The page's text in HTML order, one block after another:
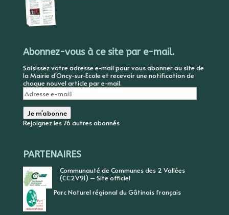
Abonnez-vous à ce site par e-mail.
Saisissez votre adresse e-mail pour vous abonner au site de
la Mairie d'Oncy-sur-Ecole et recevoir une notification de
chaque nouvel article par e-mail.
Adresse
e-
mail
Je m'abonne
Rejoignez les 76 autres abonnés
PARTENAIRES
Communauté de Communes des 2 Vallées
(CC2V91) – Site officiel
Parc Naturel régional du Gâtinais français